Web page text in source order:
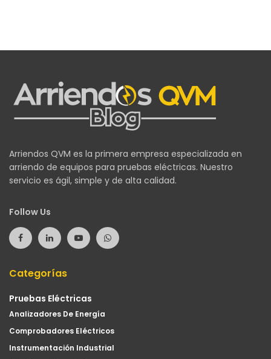
Arriendos QVM es la primera empresa especializada en
arriendo de equipos para pruebas eléctricas. Nuestro
servicio es ágil, simple y de alta calidad.
Follow Us
Categorías
Pruebas Eléctricas
Analizadores De Energía
Comprobadores Eléctricos
Instrumentación Industrial